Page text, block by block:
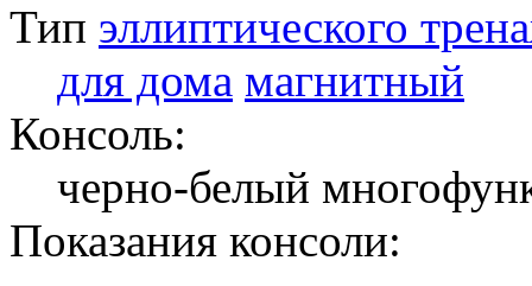
Тип эллиптического
для дома магнитный
Консоль:
черно-белый
Показания консоли: